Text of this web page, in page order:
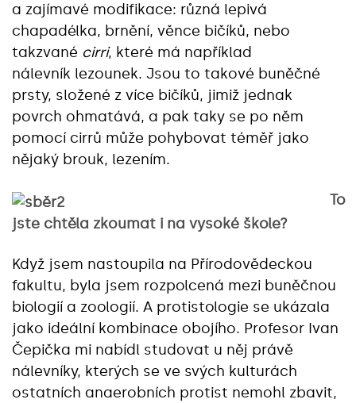
a zajímavé modifikace: různá lepivá
chapadélka, brnění, věnce bičíků, nebo
takzvané cirri, které má například
nálevník lezounek. Jsou to takové buněčné
prsty, složené z více bičíků, jimiž jednak
povrch ohmatává, a pak taky se po něm
pomocí cirrů může pohybovat téměř jako
nějaký brouk, lezením.
To
jste chtěla zkoumat i na vysoké škole?
Když jsem nastoupila na Přírodovědeckou
fakultu, byla jsem rozpolcená mezi buněčnou
biologií a zoologií. A protistologie se ukázala
jako ideální kombinace obojího. Profesor Ivan
Čepička mi nabídl studovat u něj právě
nálevníky, kterých se ve svých kulturách
ostatních anaerobních protist nemohl zbavit,